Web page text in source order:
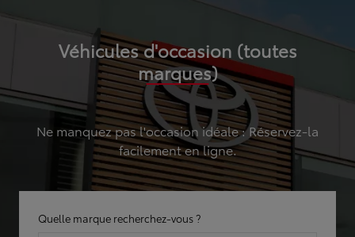
Véhicules d'occasion (toutes
marques)
Ne manquez pas l'occasion idéale : Réservez-la
facilement en ligne.
Quelle marque recherchez-vous ?